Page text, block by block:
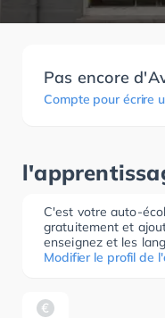
Pas encore
Compte pour écrire
C'est votre auto-
gratuitement et
enseignez et les
Modifier le profil de